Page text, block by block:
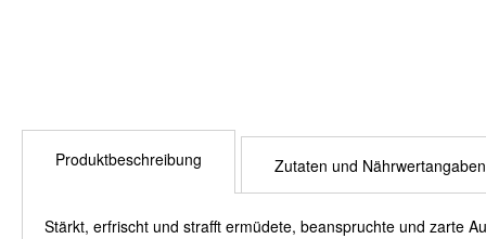
Produktbeschreibung
Stärkt, erfrischt und strafft ermüdete, beanspruchte und zarte
Zutaten und Nährwertangaben